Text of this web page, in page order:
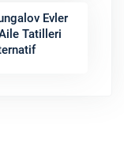
Evler
Tatilleri